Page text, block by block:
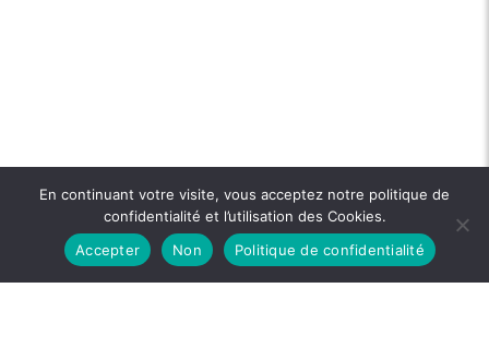
En continuant votre visite, vous acceptez notre politique de
confidentialité et l’utilisation des Cookies.
Accepter
Non Politique de confidentialité